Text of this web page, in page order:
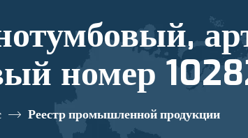
номер
Реестр промышленной продукции